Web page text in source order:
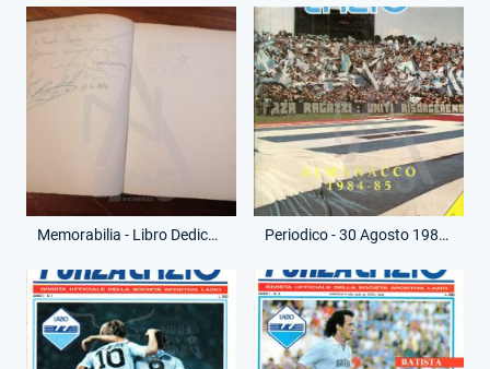
Memorabilia - Libro Dediche - Renato Ziaco Periodico - 30 Agosto 1984 - La Lazio - Almanacco 1984-85